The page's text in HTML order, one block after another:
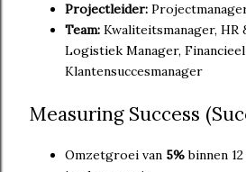
Projectleider:
Team: Kwaliteitsmanager,
Logistiek Manager,
Klantensuccesmanager
Measuring Success
Omzetgroei van 5%binnen